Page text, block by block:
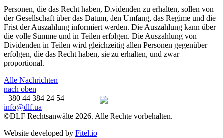
Personen, die das Recht haben, Dividenden zu erhalten, sollen von
der Gesellschaft über das Datum, den Umfang, das Regime und die
Frist der Auszahlung informiert werden. Die Auszahlung kann über
die volle Summe und in Teilen erfolgen. Die Auszahlung von
Dividenden in Teilen wird gleichzeitig allen Personen gegenüber
erfolgen, die das Recht haben, sie zu erhalten, und zwar
proportional.
Alle Nachrichten
nach oben
+380 44 384 24 54
info@dlf.ua
©DLF Rechtsanwälte 2026. Alle Rechte vorbehalten.
Website developed by Fitel.io